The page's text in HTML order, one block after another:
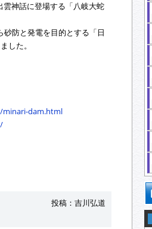
神話に登場する「八岐大蛇
防と発電を目的とする「日
した。
minari-dam.html
投稿：吉川弘道